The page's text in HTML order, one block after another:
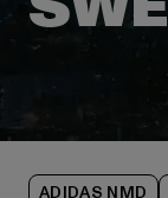
ADIDAS NMD